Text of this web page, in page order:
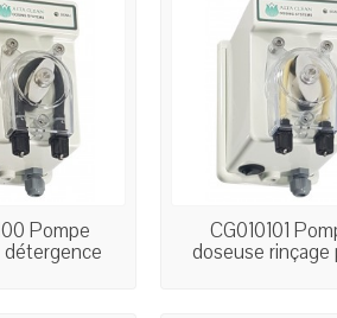
Pompe CG010101
doseuse rinçage